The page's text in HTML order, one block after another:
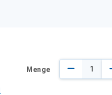
Menge